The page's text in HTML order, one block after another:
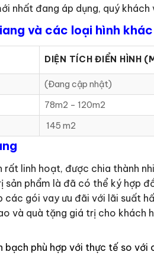
nhất đang áp dụng, quý
và các loại hình khác
DIỆN TÍCH ĐIỂN HÌNH
(Đang cập nhật)
78m2 – 120m2
145 m2
linh hoạt, được chia thành
phẩm là đã có thể ký hợp
gói vay ưu đãi với lãi suất
và quà tặng giá trị cho khách
bạch phù hợp với thực tế so với